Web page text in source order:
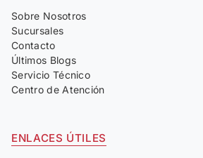
Sobre Nosotros
Sucursales
Contacto
Últimos Blogs
Servicio Técnico
Centro de Atención
ENLACES ÚTILES